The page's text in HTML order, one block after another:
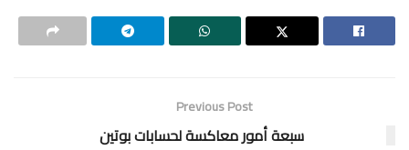
Previous Post
سبعة أمور معاكسة لحسابات بوتين